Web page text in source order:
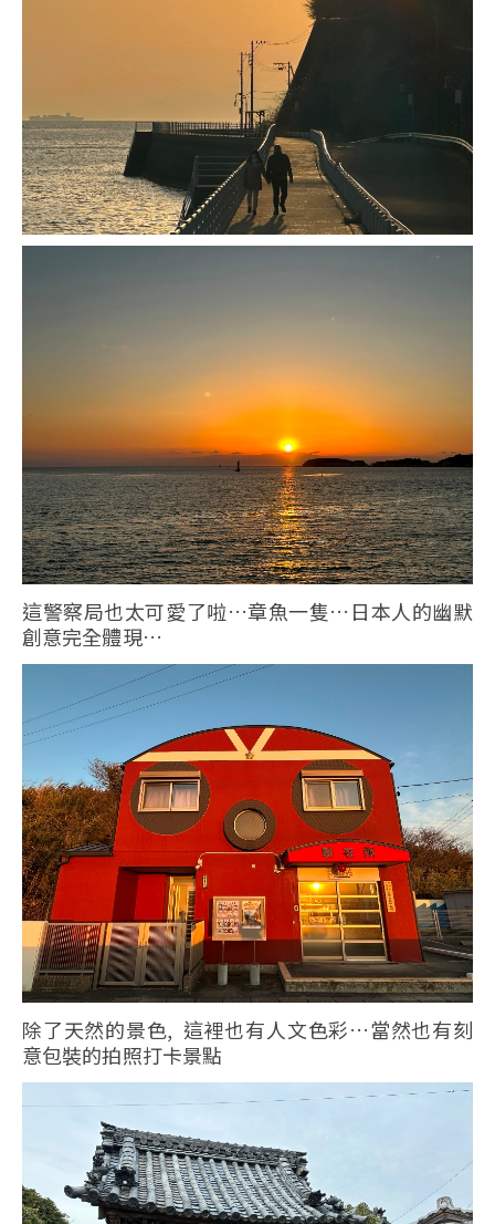
這警察局也太可愛了啦…章魚一隻…日本人的幽默
創意完全體現…
除了天然的景色, 這裡也有人文色彩…當然也有刻
意包裝的拍照打卡景點